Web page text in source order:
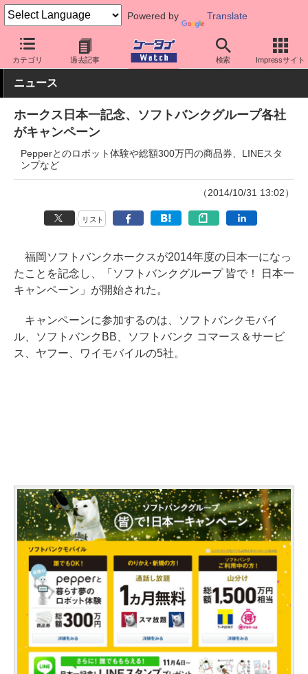
Powered by Translate
カテゴリ 過去記事 検索 Impressサイト
ケータイ Watch キャリア ソフトバンク アプリ・サービス
ニュース
ホークス日本一記念、ソフトバンクグループ各社
がキャンペーン
Pepperとのロボット体験や総額300万円の商品券、LINEスタ
ンプなど
（2014/10/31 13:02）
リスト
福岡ソフトバンクホークスが2014年度の日本一になっ
たことを記念し、「ソフトバンクグループ 皆で！ 日本一
キャンペーン」が開始された。
キャンペーンに参加するのは、ソフトバンクモバイ
ル、ソフトバンクBB、ソフトバンク コマース＆サービ
ス、ヤフー、ワイモバイルの5社。